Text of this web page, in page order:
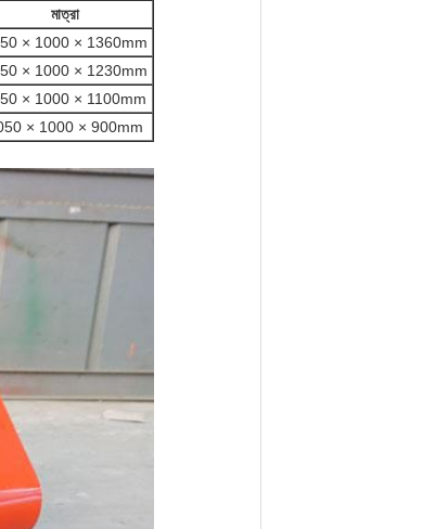
মাত্রা
× 1000 × 1360mm
× 1000 × 1230mm
× 1000 × 1100mm
× 1000 × 900mm